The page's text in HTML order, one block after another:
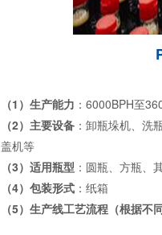
（1 ）生产能力 ： 6000BPH至
（2）主要设备 ：卸瓶垛机、洗
盖机等
（3 ）适用瓶型 ：圆瓶、方瓶、
（4）包装形式 ：纸箱
（5）生产线工艺流程（根据不